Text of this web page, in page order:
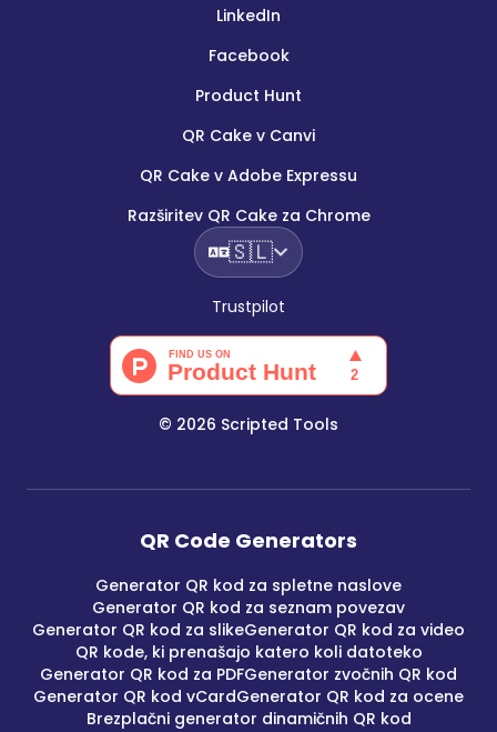
LinkedIn
Facebook
Product Hunt
QR Cake v Canvi
QR Cake v Adobe Expressu
Razširitev QR Cake za Chrome
🇸🇱
Trustpilot
© 2026 Scripted Tools
QR Code Generators
Generator QR kod za spletne naslove
Generator QR kod za seznam povezav
Generator QR kod za slikeGenerator QR kod za video
QR kode, ki prenašajo katero koli datoteko
Generator QR kod za PDFGenerator zvočnih QR kod
Generator QR kod vCardGenerator QR kod za ocene
Brezplačni generator dinamičnih QR kod